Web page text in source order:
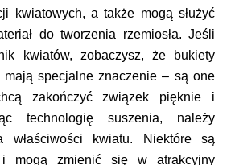
kwiatowych, a także mogą służyć
do tworzenia rzemiosła. Jeśli
kwiatów, zobaczysz, że bukiety
mają specjalne znaczenie – są one
zakończyć związek pięknie i
technologię suszenia, należy
właściwości kwiatu. Niektóre są
i mogą zmienić się w atrakcyjny